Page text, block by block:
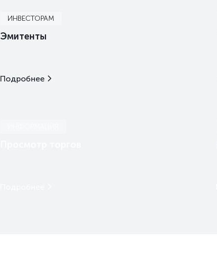
ИНВЕСТОРАМ
Эмитенты
Подробнее